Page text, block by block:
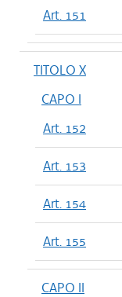
Art. 151
TITOLO X
CAPO I
Art. 152
Art. 153
Art. 154
Art. 155
CAPO II